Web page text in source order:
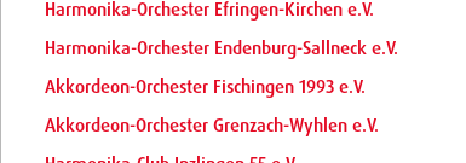
Harmonika-Orchester Efringen-Kirchen e.V.
Harmonika-Orchester Endenburg-Sallneck e.V.
Akkordeon-Orchester Fischingen 1993 e.V.
Akkordeon-Orchester Grenzach-Wyhlen e.V.